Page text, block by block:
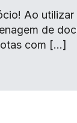
Ao utilizar
de
com […]